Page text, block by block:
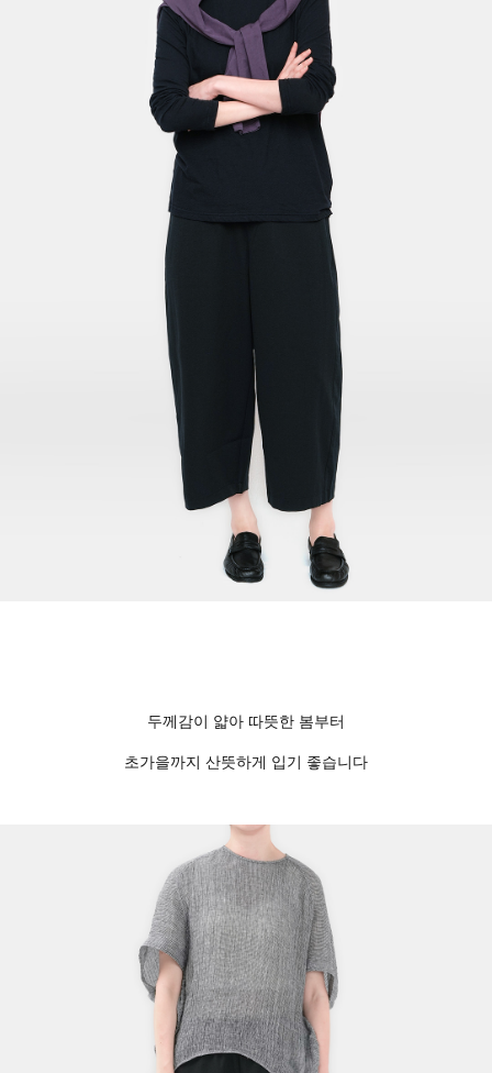
두께감이 얇아 따뜻한 봄부터
초가을까지 산뜻하게 입기 좋습니다